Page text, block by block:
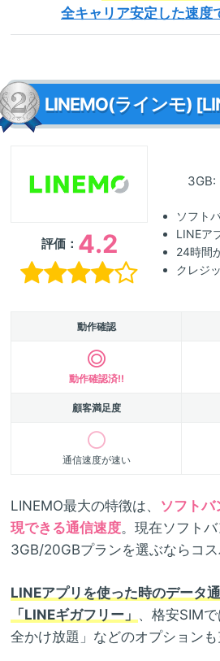
全キャリア安定した速度
LINEMO(ラインモ)
評価： 4.2
3GB:
ソフト
LINEア
24時間
クレジ
動作確認
動作確認済!!
顧客満足度
通信速度が速い
LINEMO最大の特徴は、 ソフト
現できる通信速度。現在ソフトバ
3GB/20GBプランを選ぶならコス
LINEアプリを使った時のデータ
「LINEギガフリー」 、格安SIM
全かけ放題」などのオプションも